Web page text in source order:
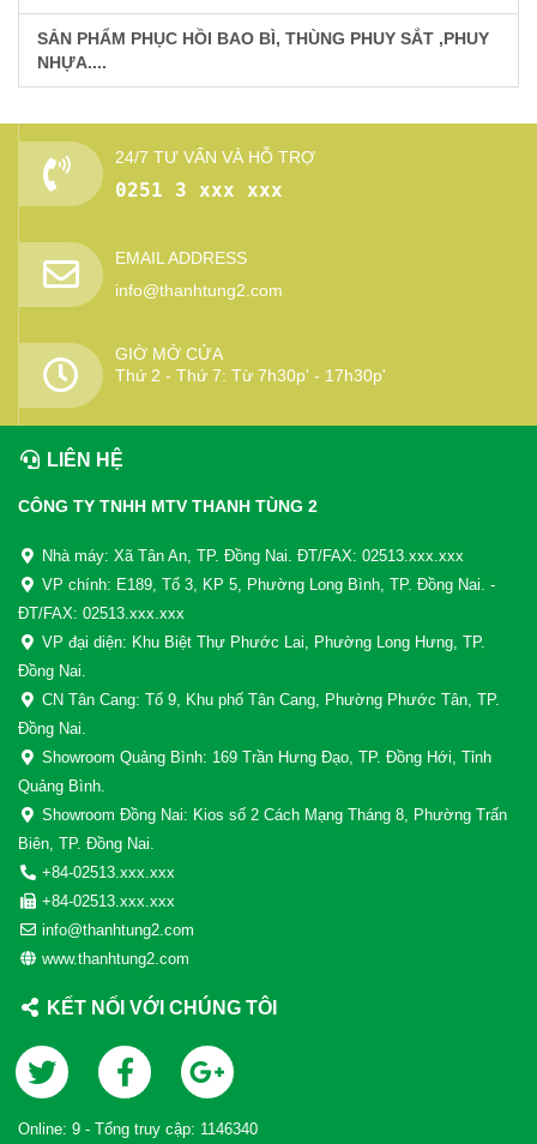
SẢN PHẨM PHỤC HỒI BAO BÌ, THÙNG PHUY SẮT ,PHUY
NHỰA....
24/7 TƯ VẤN VÀ HỖ TRỢ
0251 3 xxx xxx
EMAIL ADDRESS
info@thanhtung2.com
GIỜ MỞ CỬA
Thứ 2 - Thứ 7: Từ 7h30p' - 17h30p'
LIÊN HỆ
CÔNG TY TNHH MTV THANH TÙNG 2
Nhà máy: Xã Tân An, TP. Đồng Nai. ĐT/FAX: 02513.xxx.xxx
VP chính: E189, Tổ 3, KP 5, Phường Long Bình, TP. Đồng Nai. -
ĐT/FAX: 02513.xxx.xxx
VP đại diện: Khu Biệt Thự Phước Lai, Phường Long Hưng, TP.
Đồng Nai.
CN Tân Cang: Tổ 9, Khu phố Tân Cang, Phường Phước Tân, TP.
Đồng Nai.
Showroom Quảng Bình: 169 Trần Hưng Đạo, TP. Đồng Hới, Tỉnh
Quảng Bình.
Showroom Đồng Nai: Kios số 2 Cách Mạng Tháng 8, Phường Trấn
Biên, TP. Đồng Nai.
+84-02513.xxx.xxx
+84-02513.xxx.xxx
info@thanhtung2.com
www.thanhtung2.com
KẾT NỐI VỚI CHÚNG TÔI
Online: 9 - Tổng truy cập: 1146340